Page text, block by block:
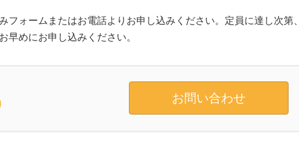
フォームまたはお電話よりお申し込みください。定員に達し次第、
早めにお申し込みください。
お問い合わせ